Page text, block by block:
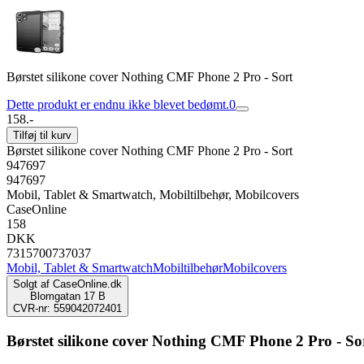
Børstet silikone cover Nothing CMF Phone 2 Pro - Sort
Dette produkt er endnu ikke blevet bedømt.0
158.-
Tilføj til kurv
Børstet silikone cover Nothing CMF Phone 2 Pro - Sort
947697
947697
Mobil, Tablet & Smartwatch, Mobiltilbehør, Mobilcovers
CaseOnline
158
DKK
7315700737037
Mobil, Tablet & SmartwatchMobiltilbehørMobilcovers
Solgt af CaseOnline.dk
Blomgatan 17 B
CVR-nr: 559042072401
Børstet silikone cover Nothing CMF Phone 2 Pro -